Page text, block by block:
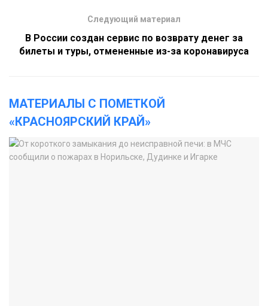
Следующий материал
В России создан сервис по возврату денег за
билеты и туры, отмененные из-за коронавируса
МАТЕРИАЛЫ С ПОМЕТКОЙ
«КРАСНОЯРСКИЙ КРАЙ»